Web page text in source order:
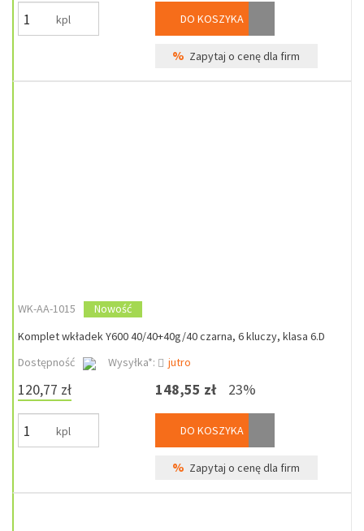
kpl DO KOSZYKA
% Zapytaj o cenę dla firm
WK-AA-1015
Nowość
Komplet wkładek Y600 40/40+40g/40 czarna, 6 kluczy, klasa 6.D
Dostępność
Wysyłka*: jutro
120,77 zł
kpl
148,55 zł 23%
DO KOSZYKA
% Zapytaj o cenę dla firm